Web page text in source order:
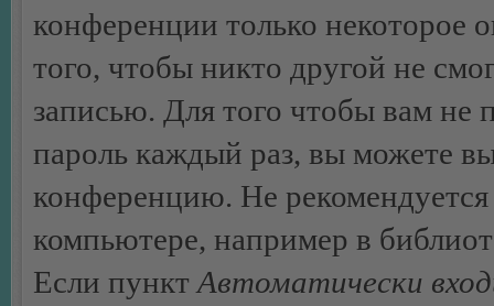
конференции только некоторое
того, чтобы никто другой не
записью. Для того чтобы вам не
пароль каждый раз, вы можете
конференцию. Не
компьютере, например в
Если пункт Автоматически